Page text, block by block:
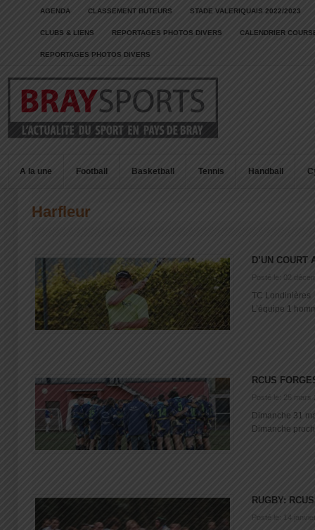
AGENDA CLASSEMENT BUTEURS STADE VALERIQUAIS 2022/2023
CLUBS & LIENS REPORTAGES PHOTOS DIVERS CALENDRIER
REPORTAGES PHOTOS DIVERS
A la une Football Basketball Tennis Handball
Harfleur
D’UN COURT
Posté le: 02
TC Londinières
L’équipe 1
RCUS
Posté le: 25 mars
Dimanche 31
Dimanche
RUGBY:
Posté le: 14